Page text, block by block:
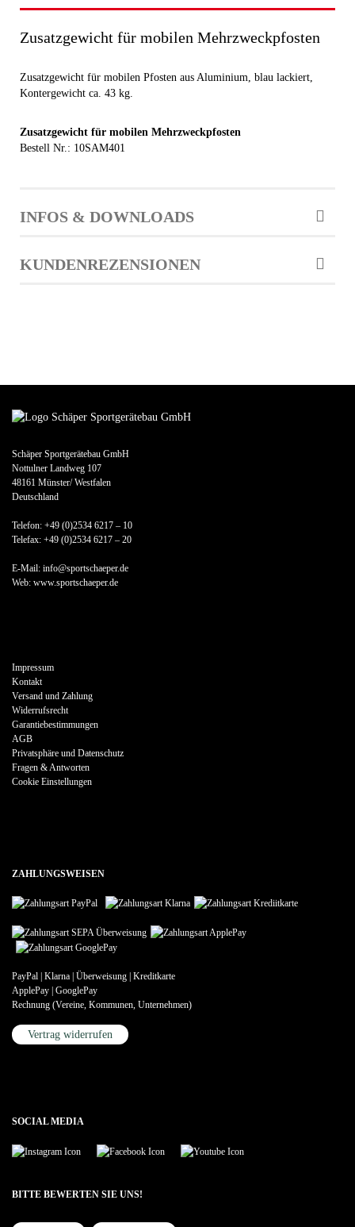
Zusatzgewicht für mobilen Mehrzweckpfosten
Zusatzgewicht für mobilen Pfosten aus Aluminium, blau lackiert,
Kontergewicht ca. 43 kg.
Zusatzgewicht für mobilen Mehrzweckpfosten
Bestell Nr.: 10SAM401
INFOS & DOWNLOADS
KUNDENREZENSIONEN
Schäper Sportgerätebau GmbH
Nottulner Landweg 107
48161 Münster/ Westfalen
Deutschland
Telefon: +49 (0)2534 6217 – 10
Telefax: +49 (0)2534 6217 – 20
E-Mail: info@sportschaeper.de
Web: www.sportschaeper.de
Impressum
Kontakt
Versand und Zahlung
Widerrufsrecht
Garantiebestimmungen
AGB
Privatsphäre und Datenschutz
Fragen & Antworten
Cookie Einstellungen
ZAHLUNGSWEISEN
PayPal | Klarna | Überweisung | Kreditkarte
ApplePay | GooglePay
Rechnung (Vereine, Kommunen, Unternehmen)
Vertrag widerrufen
SOCIAL MEDIA
BITTE BEWERTEN SIE UNS!